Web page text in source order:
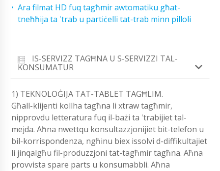
Ara filmat HD fuq tagħmir awtomatiku għat-
tneħħija ta 'trab u partiċelli tat-trab minn pilloli
IS-SERVIZZ TAGĦNA U S-SERVIZZI TAL-
KONSUMATUR
1) TEKNOLOĠIJA TAT-TABLET TAGĦLIM.
Għall-klijenti kollha tagħna li xtraw tagħmir,
nipprovdu letteratura fuq il-bażi ta 'trabijiet tal-
mejda. Aħna nwettqu konsultazzjonijiet bit-telefon u
bil-korrispondenza, ngħinu biex issolvi d-diffikultajiet
li jinqalgħu fil-produzzjoni tat-tagħmir tagħna. Aħna
provvista spare parts u konsumabbli. Aħna